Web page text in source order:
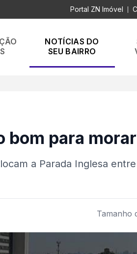
Portal ZN Imóvel
NOTÍCIAS DO
SEU BAIRRO
bom para
a Parada Inglesa
Tamanho